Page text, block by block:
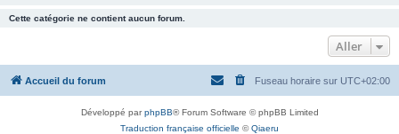
Cette catégorie ne contient aucun forum.
Aller
Accueil du forum Fuseau horaire sur UTC+02:00
Développé parphpBB® Forum Software © phpBB Limited
Traduction française officielle ©Qiaeru